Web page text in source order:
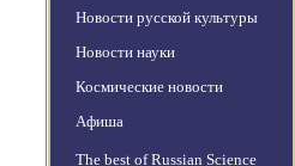
Новости русской культуры
Новости науки
Космические новости
Афиша
The best of Russian Science